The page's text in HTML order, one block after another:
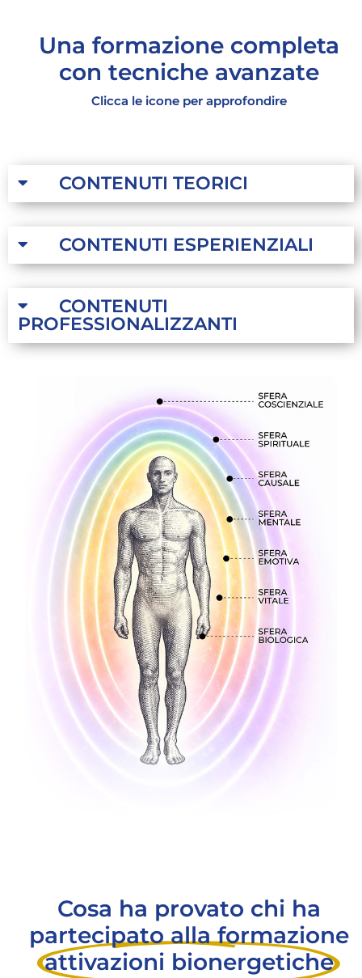
Una formazione completa
con tecniche avanzate​
Clicca le icone per approfondire​
CONTENUTI TEORICI
CONTENUTI ESPERIENZIALI
CONTENUTI
PROFESSIONALIZZANTI
Cosa ha provato chi ha
partecipato alla formazione
attivazioni bionergetiche